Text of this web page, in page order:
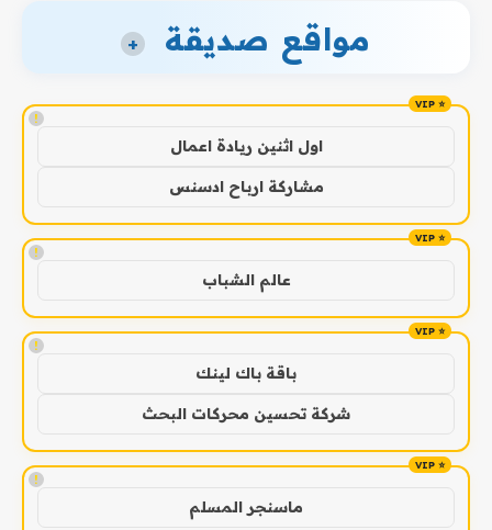
مواقع صديقة +
!
اول اثنين ريادة اعمال
مشاركة ارباح ادسنس
!
عالم الشباب
!
باقة باك لينك
شركة تحسين محركات البحث
!
ماسنجر المسلم